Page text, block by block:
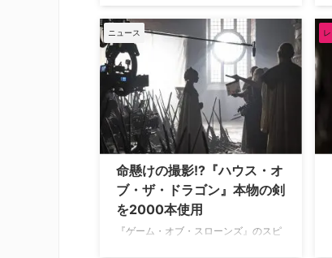
米Entertainment Weeklyが伝えてい
る。 番組から去る者、出続ける者
『ゲーム・オブ・スローンズ』の前日
譚として製作されている『ハウス・オ
ブ・ザ・ドラゴン』。そのシーズン2
の撮影が、ワーナー・ブラザースが大
きなスタジオを所有するイギリスのリ
ーブスデンで始まった。『ゲーム・オ
ラン・テイラーがすでに撮影に参加し
ているという。 予想通り、マット・ス
ミス（デイモ …
ニュース
命懸けの撮影!?『ハウス・オ
ブ・ザ・ドラゴン』本物の剣
を2000本使用
『ゲーム・オブ・スローンズ』のスピ